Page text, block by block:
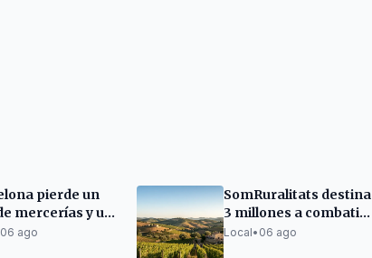
pierde un
mercerías y un
zapaterías
06 ago
SomRuralitats destina
3 millones a combatir
la despoblación en
Local• 06 ago